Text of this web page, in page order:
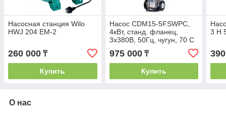
Насосная станция Wilo
HWJ 204 EM-2
260 000 ₸
Купить
Насос CDM15-5FSWPC,
4кВт, станд. фланец,
3х380В, 50Гц, чугун, 70 С
975 000₸
Купить
3 H
О нас